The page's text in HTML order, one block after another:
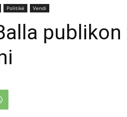
Politikë Vendi